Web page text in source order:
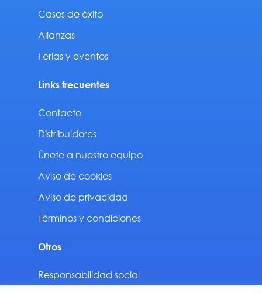
Casos de éxito
Alianzas
Ferias y eventos
Links frecuentes
Contacto
Distribuidores
Únete a nuestro equipo
Aviso de cookies
Aviso de privacidad
Términos y condiciones
Otros
Responsabilidad social